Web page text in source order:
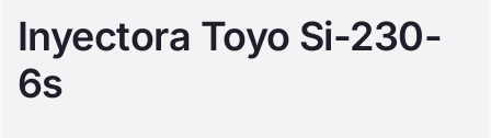
Inyectora Toyo Si-230-
6s